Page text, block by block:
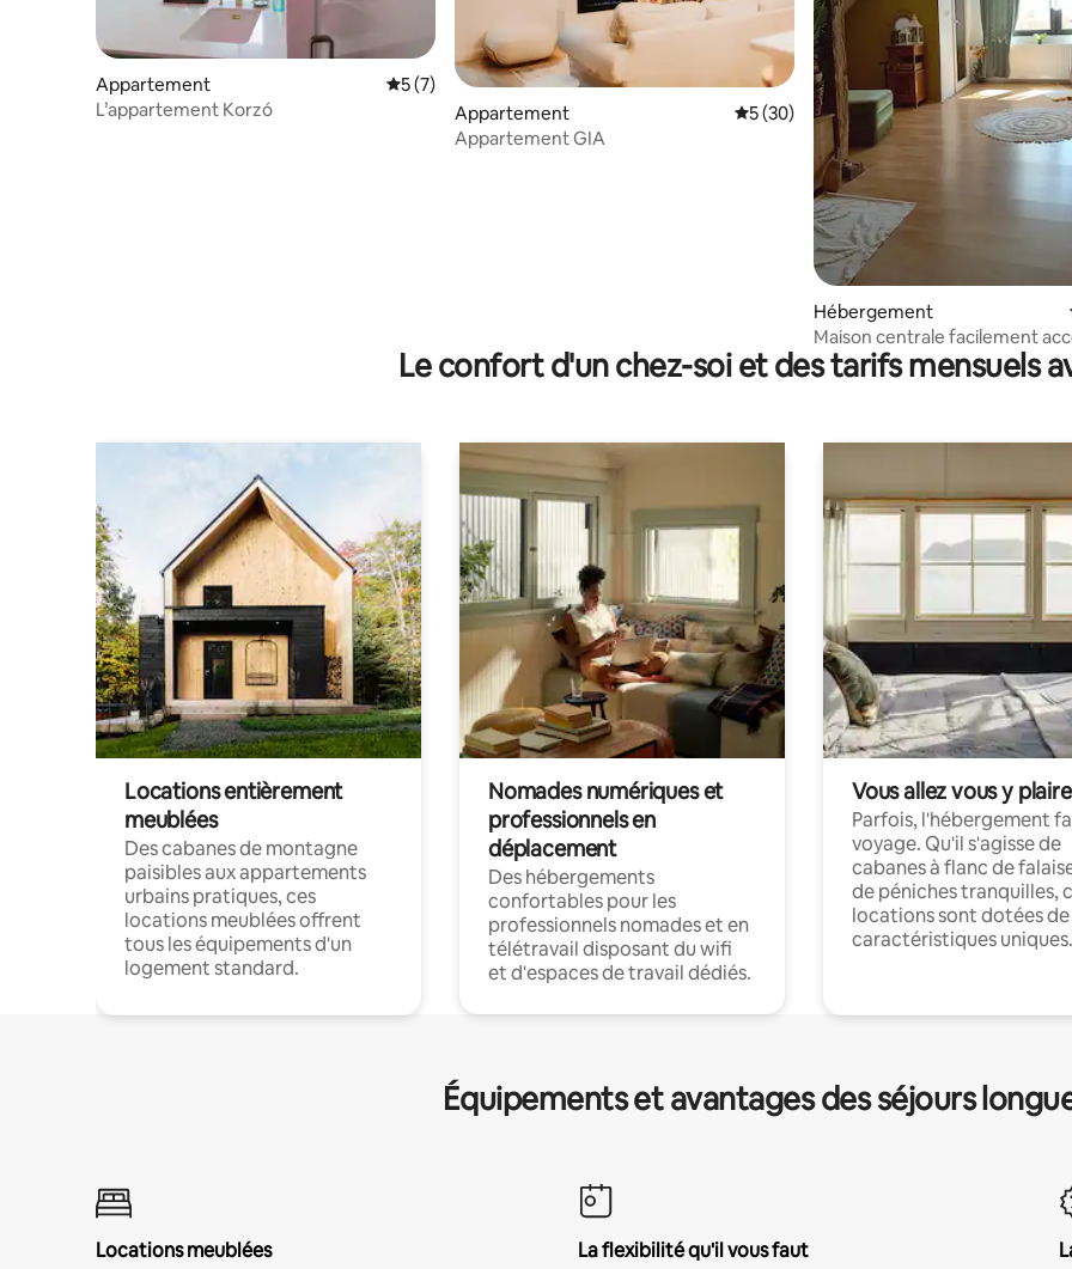
Appartement Évaluation moyenne sur la base de 7 commentaires : 5 sur 5
5 (7)
L’appartement Korzó
Appartement Évaluation moyenne sur la base de 30
5 (30)
Appartement GIA
Hébergement
Maison centrale facilement
Le confort d'un chez-soi et des tarifs mensuels
Locations entièrement
meublées
Des cabanes de montagne
paisibles aux appartements
urbains pratiques, ces
locations meublées offrent
tous les équipements d'un
logement standard.
Nomades numériques et
professionnels en
déplacement
Des hébergements
confortables pour les
professionnels nomades et en
télétravail disposant du wifi
et d'espaces de travail dédiés.
Vous allez vous y plaire
Parfois, l'hébergement
voyage. Qu'il s'agisse de
cabanes à flanc de
de péniches tranquilles,
locations sont dotées de
caractéristiques uniques.
Équipements et avantages des séjours
Locations meublées
La flexibilité qu'il vous faut